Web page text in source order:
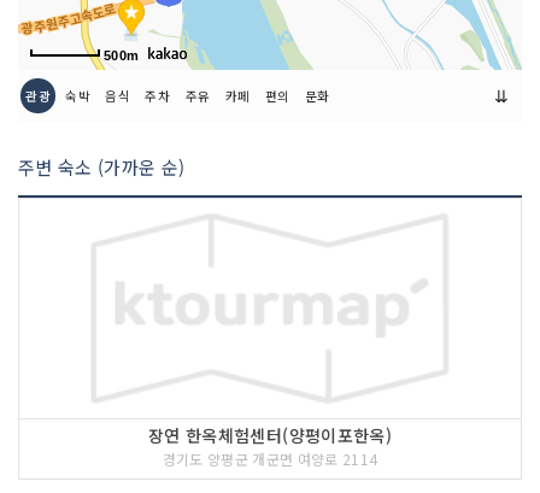
500m
관광 숙박 음식 주차 주유 카페 편의 문화 ⇊
주변 숙소 (가까운 순)
장연 한옥체험센터(양평이포한옥)
경기도 양평군 개군면 여양로 2114